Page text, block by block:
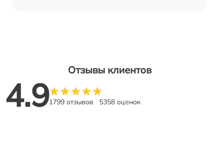
Отзывы клиентов
4.91799 отзывов 5358 оценок